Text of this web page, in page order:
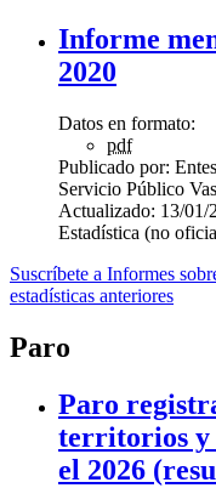
Informe
2020
Datos en formato:
pdf
Publicado por:
Servicio Público
Actualizado: 13/01/
Estadística (no
Suscríbete a Informes
estadísticas anteriores
Paro
Paro
territorios y
el 2026